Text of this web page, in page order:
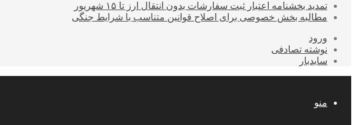
تمدید بخشنامه اعتبار ثبت سفارشات بدون انتقال ارز تا ۱۵ شهریور
مطالبه بخش خصوصی برای اصلاح قوانین متناسب با شرایط جنگی
ورود
نوشته تصادفی
سایدبار
منو